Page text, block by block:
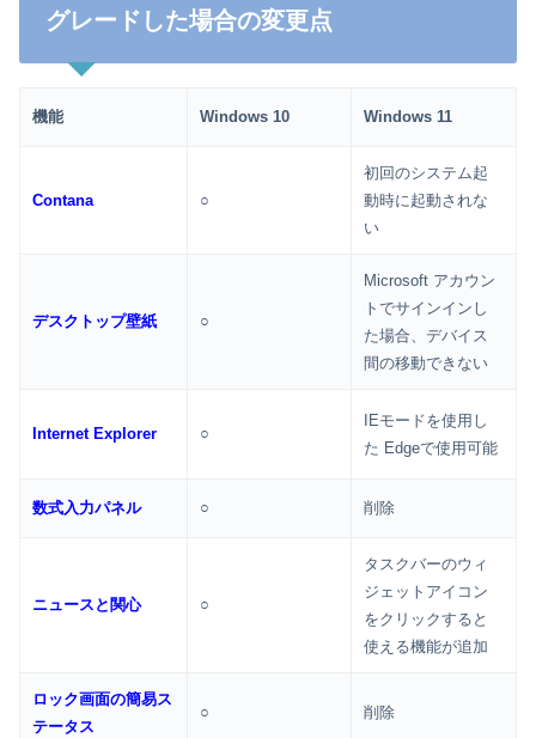
グレードした場合の変更点
機能 Windows 10 Windows 11
Contana ○
初回のシステム起
動時に起動されな
い
デスクトップ壁紙 ○
Microsoft アカウン
トでサインインし
た場合、デバイス
間の移動できない
Internet Explorer ○
IEモードを使用し
た Edgeで使用可能
数式入力パネル ○ 削除
ニュースと関心 ○
タスクバーのウィ
ジェットアイコン
をクリックすると
使える機能が追加
ロック画面の簡易ス
テータス
○ 削除